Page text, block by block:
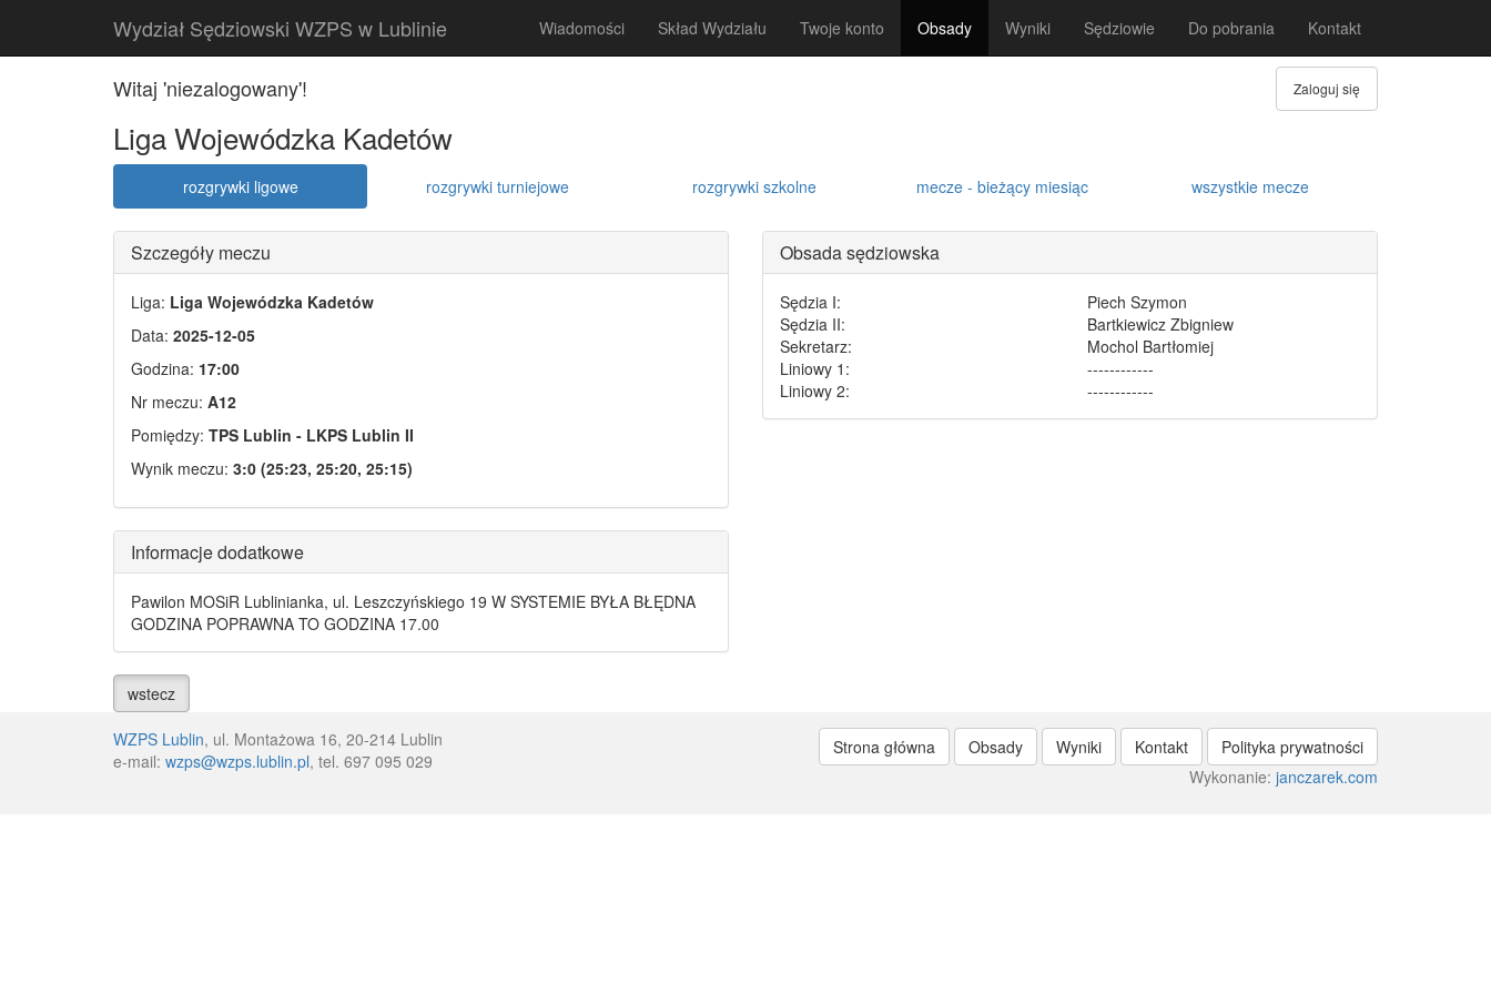
Wydział Sędziowski WZPS w Lublinie Wiadomości Skład Wydziału Twoje konto Obsady Wyniki Sędziowie Do pobrania Kontakt
Witaj 'niezalogowany'! Zaloguj się
Liga Wojewódzka Kadetów
rozgrywki ligowe rozgrywki turniejowe rozgrywki szkolne mecze - bieżący miesiąc wszystkie mecze
Szczegóły meczu
Liga: Liga Wojewódzka Kadetów
Data: 2025-12-05
Godzina: 17:00
Nr meczu: A12
Pomiędzy: TPS Lublin - LKPS Lublin II
Wynik meczu: 3:0 (25:23, 25:20, 25:15)
Informacje dodatkowe
Pawilon MOSiR Lublinianka, ul. Leszczyńskiego 19 W SYSTEMIE BYŁA BŁĘDNA
GODZINA POPRAWNA TO GODZINA 17.00
Obsada sędziowska
Sędzia I:
Piech Szymon
Sędzia II:
Bartkiewicz Zbigniew
Sekretarz:
Mochol Bartłomiej
Liniowy 1:
------------
Liniowy 2:
------------
wstecz
WZPS Lublin, ul. Montażowa 16, 20-214 Lublin
e-mail: wzps@wzps.lublin.pl, tel. 697 095 029
Strona główna Obsady Wyniki Kontakt
Polityka prywatności
Wykonanie: janczarek.com